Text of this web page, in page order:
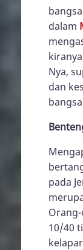
dalam
Nya,
dan
pada
10/40